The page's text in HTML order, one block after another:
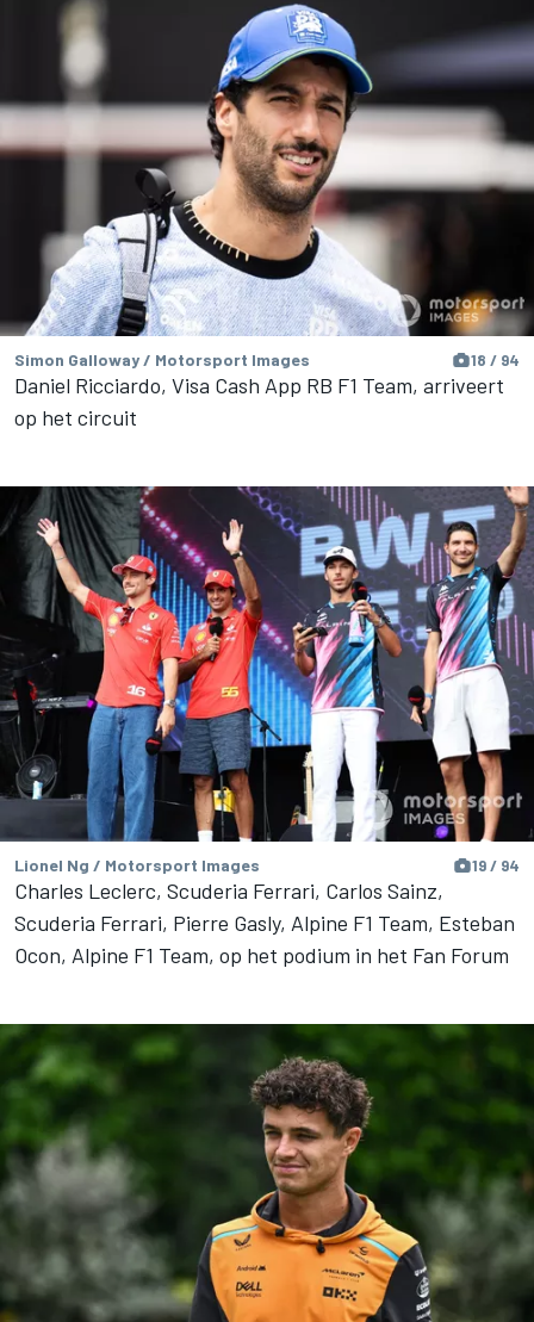
Simon Galloway / Motorsport Images 18 / 94
Daniel Ricciardo, Visa Cash App RB F1 Team, arriveert
op het circuit
Lionel Ng / Motorsport Images 19 / 94
Charles Leclerc, Scuderia Ferrari, Carlos Sainz,
Scuderia Ferrari, Pierre Gasly, Alpine F1 Team, Esteban
Ocon, Alpine F1 Team, op het podium in het Fan Forum